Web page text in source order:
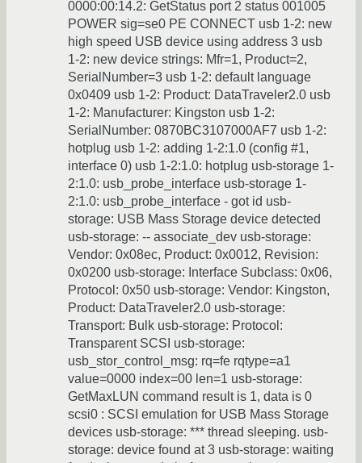
0000:00:14.2: GetStatus port 2 status 001005
POWER sig=se0 PE CONNECT usb 1-2: new
high speed USB device using address 3 usb
1-2: new device strings: Mfr=1, Product=2,
SerialNumber=3 usb 1-2: default language
0x0409 usb 1-2: Product: DataTraveler2.0 usb
1-2: Manufacturer: Kingston usb 1-2:
SerialNumber: 0870BC3107000AF7 usb 1-2:
hotplug usb 1-2: adding 1-2:1.0 (config #1,
interface 0) usb 1-2:1.0: hotplug usb-storage 1-
2:1.0: usb_probe_interface usb-storage 1-
2:1.0: usb_probe_interface - got id usb-
storage: USB Mass Storage device detected
usb-storage: -- associate_dev usb-storage:
Vendor: 0x08ec, Product: 0x0012, Revision:
0x0200 usb-storage: Interface Subclass: 0x06,
Protocol: 0x50 usb-storage: Vendor: Kingston,
Product: DataTraveler2.0 usb-storage:
Transport: Bulk usb-storage: Protocol:
Transparent SCSI usb-storage:
usb_stor_control_msg: rq=fe rqtype=a1
value=0000 index=00 len=1 usb-storage:
GetMaxLUN command result is 1, data is 0
scsi0 : SCSI emulation for USB Mass Storage
devices usb-storage: *** thread sleeping. usb-
storage: device found at 3 usb-storage: waiting